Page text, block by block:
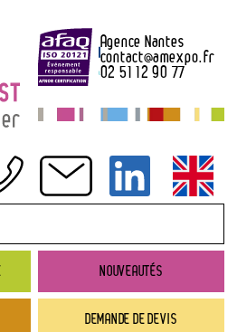
NOUVEAUTÉS
DEMANDE DE DEVIS
Agence Nantes
contact@amexpo.fr
02 51 12 90 77